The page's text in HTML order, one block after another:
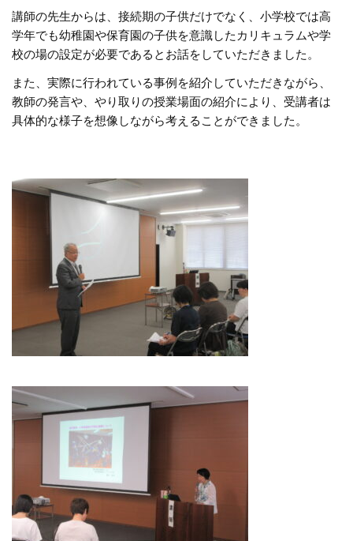
講師の先生からは、接続期の子供だけでなく、小学校では高
学年でも幼稚園や保育園の子供を意識したカリキュラムや学
校の場の設定が必要であるとお話をしていただきました。
また、実際に行われている事例を紹介していただきながら、
教師の発言や、やり取りの授業場面の紹介により、受講者は
具体的な様子を想像しながら考えることができました。